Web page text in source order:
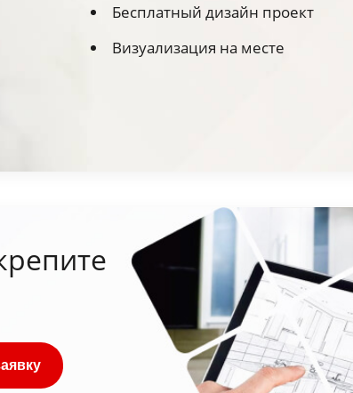
Бесплатный дизайн проект
Визуализация на месте